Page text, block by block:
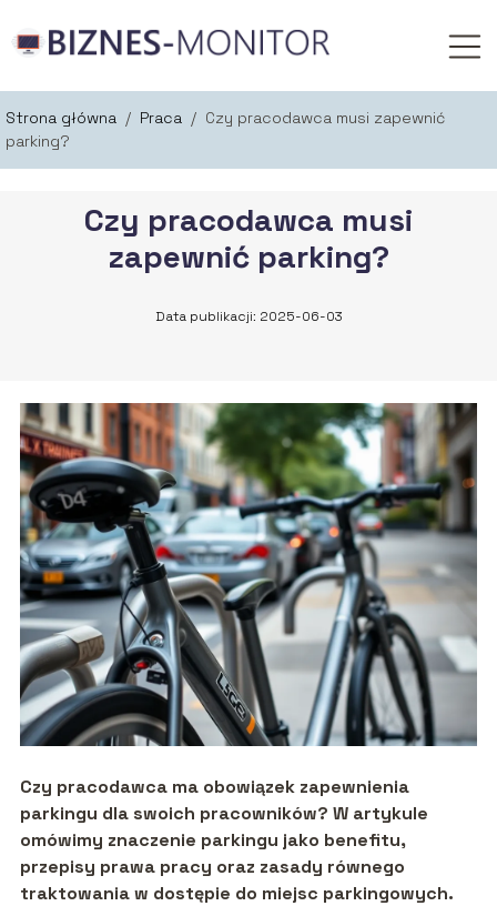
Strona główna / Praca / Czy pracodawca musi zapewnić
parking?
Czy pracodawca musi
zapewnić parking?
Data publikacji: 2025-06-03
Czy pracodawca ma obowiązek zapewnienia
parkingu dla swoich pracowników? W artykule
omówimy znaczenie parkingu jako benefitu,
przepisy prawa pracy oraz zasady równego
traktowania w dostępie do miejsc parkingowych.